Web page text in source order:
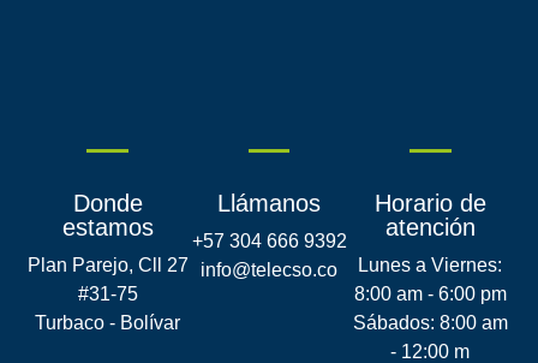
Donde
estamos
Plan Parejo, Cll 27
#31-75
Turbaco - Bolívar
Llámanos
+57 304 666 9392
info@telecso.co
Horario de
atención
Lunes a Viernes:
8:00 am - 6:00 pm
Sábados: 8:00 am
- 12:00 m